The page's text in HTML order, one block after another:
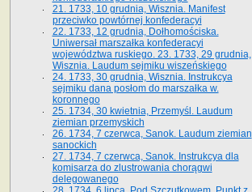
21. 1733, 10 grudnia, Wisznia. Manifest
przeciwko powtórnej konfederacyi
22. 1733, 12 grudnia, Dołhomościska.
Uniwersał marszałka konfederacyi
województwa ruskiego. 23. 1733, 29 grudnia,
Wisznia. Laudum sejmiku wiszeńskiego
24. 1733, 30 grudnia, Wisznia. Instrukcya
sejmiku dana posłom do marszałka w.
koronnego
25. 1734, 30 kwietnia, Przemyśl. Laudum
ziemian przemyskich
26. 1734, 7 czerwca, Sanok. Laudum ziemian
sanockich
27. 1734, 7 czerwca, Sanok. Instrukcya dla
komisarza do zlustrowania chorągwi
delegowanego